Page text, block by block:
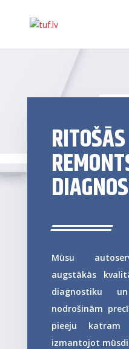
Mūsu
augstākās
diagnostiku
nodrošinām
pieeju katram
izmantojot